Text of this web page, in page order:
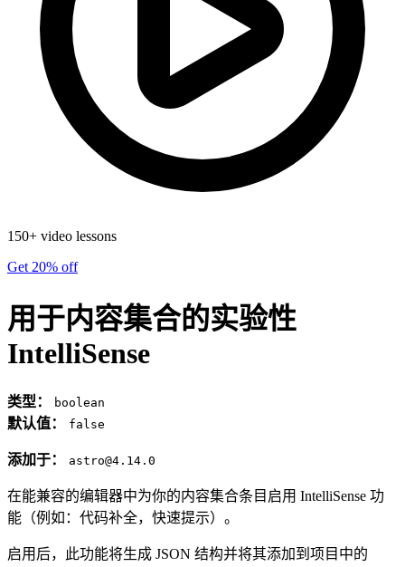
150+ video lessons
Get 20% off
用于内容集合的实验性
IntelliSense
类型： boolean
默认值： false
添加于： astro@4.14.0
在能兼容的编辑器中为你的内容集合条目启用 IntelliSense 功
能（例如：代码补全，快速提示）。
启用后，此功能将生成 JSON 结构并将其添加到项目中的